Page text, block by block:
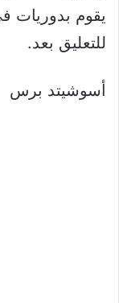
يقوم
للتعليق بعد.
أسوشيتد برس